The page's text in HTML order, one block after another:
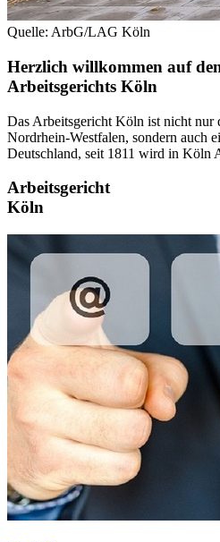
Quelle: ArbG/LAG Köln
Herzlich willkommen auf
Arbeitsgerichts Köln
Das Arbeitsgericht Köln ist nicht nur
Nordrhein-Westfalen, sondern auch
Deutschland, seit 1811 wird in Köln
Arbeitsgericht
Köln